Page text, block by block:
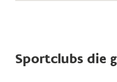
Sportclubs die